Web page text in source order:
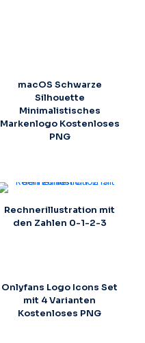
macOS Schwarze
Silhouette
Minimalistisches
Markenlogo Kostenloses
PNG
Rechnerillustration mit
den Zahlen 0-1-2-3
Onlyfans Logo Icons Set
mit 4 Varianten
Kostenloses PNG